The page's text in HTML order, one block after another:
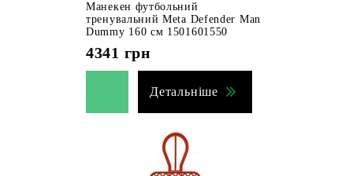
Манекен футбольний
тренувальний Meta Defender Man
Dummy 160 см 1501601550
4341 грн
Детальніше